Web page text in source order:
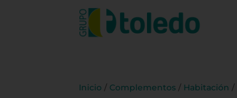
Inicio / Complementos / Habitación /